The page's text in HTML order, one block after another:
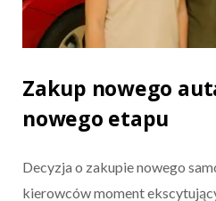
Zakup nowego
nowego etapu
Decyzja o zakupie nowego
kierowców moment